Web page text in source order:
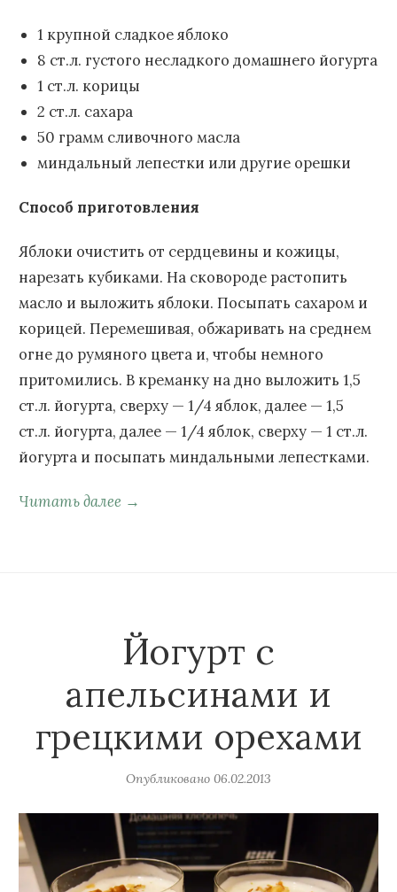
1 крупной сладкое яблоко
8 ст.л. густого несладкого домашнего йогурта
1 ст.л. корицы
2 ст.л. сахара
50 грамм сливочного масла
миндальный лепестки или другие орешки
Способ приготовления
Яблоки очистить от сердцевины и кожицы,
нарезать кубиками. На сковороде растопить
масло и выложить яблоки. Посыпать сахаром и
корицей. Перемешивая, обжаривать на среднем
огне до румяного цвета и, чтобы немного
притомились. В креманку на дно выложить 1,5
ст.л. йогурта, сверху — 1/4 яблок, далее — 1,5
ст.л. йогурта, далее — 1/4 яблок, сверху — 1 ст.л.
йогурта и посыпать миндальными лепестками.
Читать далее →
Йогурт с
апельсинами и
грецкими орехами
Опубликовано 06.02.2013